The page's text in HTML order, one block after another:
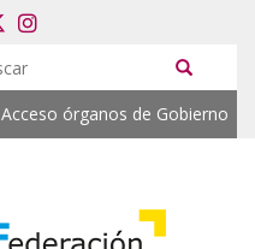
Acceso órganos de Gobierno